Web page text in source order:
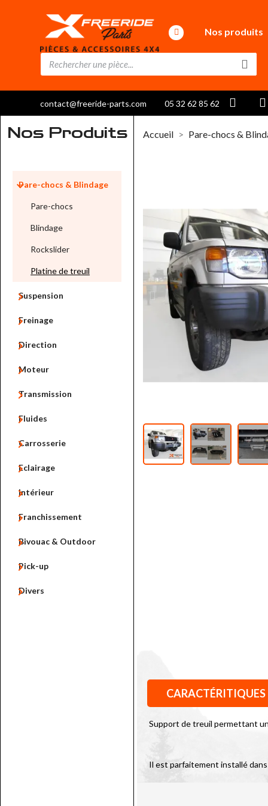
Nos produits
contact@freeride-parts.com 05 32 62 85 62
Accueil Pare-chocs &
Nos Produits
Pare-chocs & Blindage

Pare-chocs
Blindage
Rockslider
Platine de treuil
Suspension

Freinage

Direction

Moteur

Transmission

Fluides

Carrosserie

Eclairage

Intérieur

Franchissement

Bivouac & Outdoor

Pick-up

Divers

CARACTÉRITIQUES
Support de treuil permettant
Il est parfaitement installé